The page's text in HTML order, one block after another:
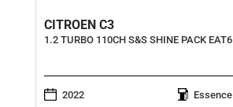
CITROEN C3
1.2 TURBO 110CH S&S SHINE PACK EAT6
2022
Essence